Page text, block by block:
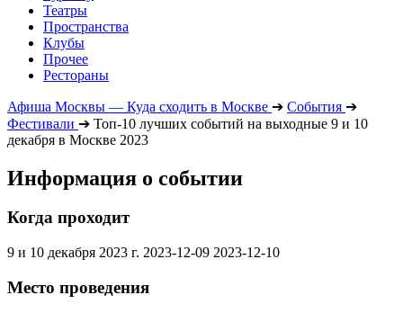
Театры
Пространства
Клубы
Прочее
Рестораны
Афиша Москвы — Куда сходить в Москве ➔ События ➔
Фестивали ➔ Топ-10 лучших событий на выходные 9 и 10
декабря в Москве 2023
Информация о событии
Когда проходит
9 и 10 декабря 2023 г. 2023-12-09 2023-12-10
Место проведения